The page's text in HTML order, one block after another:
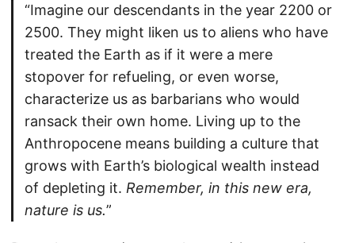
“Imagine our descendants in the year 2200 or
2500. They might liken us to aliens who have
treated the Earth as if it were a mere
stopover for refueling, or even worse,
characterize us as barbarians who would
ransack their own home. Living up to the
Anthropocene means building a culture that
grows with Earth’s biological wealth instead
of depleting it. Remember, in this new era,
nature is us.”